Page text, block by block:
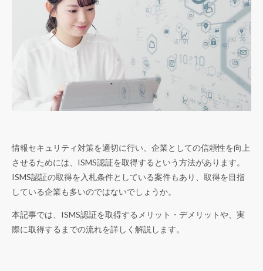
情報セキュリティ対策を適切に行い、企業としての信頼性を向上
させるためには、ISMS認証を取得するという方法があります。
ISMS認証の取得を入札条件としている案件もあり、取得を目指
している企業も多いのではないでしょうか。
本記事では、ISMS認証を取得するメリット・デメリットや、実
際に取得するまでの流れを詳しく解説します。